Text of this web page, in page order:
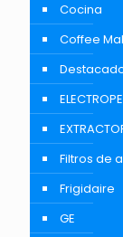
Cocina
Coffee
Filtros de
Frigidaire
GE